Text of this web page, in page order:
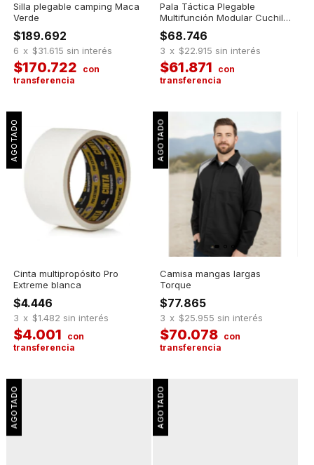
Silla plegable camping Maca
Verde
$189.692
$170.722
6 x $31.615 sin interés
Pala Táctica Plegable
Multifunción Modular Cuchillo
Silbato
$68.746
$61.871
3 x $22.915 sin interés
Cinta multipropósito Pro
Extreme blanca
$4.446
$4.001
3 x $1.482 sin interés
Camisa mangas largas
Torque
$77.865
$70.078
3 x $25.955 sin interés